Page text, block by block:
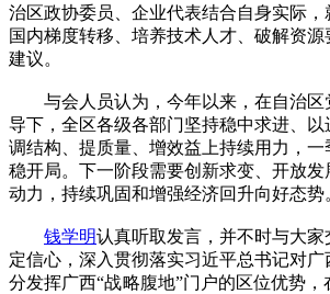
治区政协委员、企业代表结合自身实际
国内梯度转移、培养技术人才、破解资
建议。
与会人员认为，今年以来，在自治区
导下，全区各级各部门坚持稳中求进、以
调结构、提质量、增效益上持续用力，
稳开局。下一阶段需要创新求变、开放
动力，持续巩固和增强经济回升向好态势
钱学明认真听取发言，并不时与大
定信心，深入贯彻落实习近平总书记对
分发挥广西“战略腹地”门户的区位优势